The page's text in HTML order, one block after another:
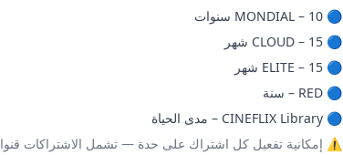
🔵 MONDIAL – 10 سنوات
🔵 CLOUD – 15 شهر
🔵 ELITE – 15 شهر
🔵 RED – سنة
🔵 CINEFLIX Library – مدى الحياة
⚠️ إمكانية تفعيل كل اشتراك على حدة — تشمل الاشتراكات